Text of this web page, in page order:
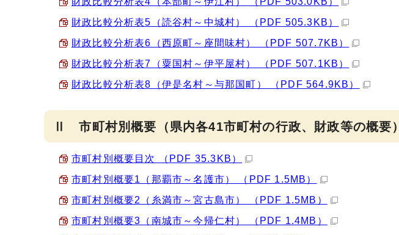
財政比較分析表5（読谷村～中城村） （PDF 505.3KB）
財政比較分析表6（西原町～座間味村） （PDF 507.7KB）
財政比較分析表7（粟国村～伊平屋村） （PDF 507.1KB）
財政比較分析表8（伊是名村～与那国町） （PDF 564.9KB）
Ⅱ 市町村別概要（県内各41市町村の行政、財政等の概要）
市町村別概要目次 （PDF 35.3KB）
市町村別概要1（那覇市～名護市） （PDF 1.5MB）
市町村別概要2（糸満市～宮古島市） （PDF 1.5MB）
市町村別概要3（南城市～今帰仁村） （PDF 1.4MB）